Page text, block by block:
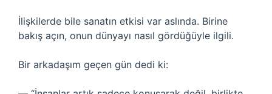
İlişkilerde bile sanatın etkisi var aslında. Birine
bakış açın, onun dünyayı nasıl gördüğüyle ilgili.
Bir arkadaşım geçen gün dedi ki: